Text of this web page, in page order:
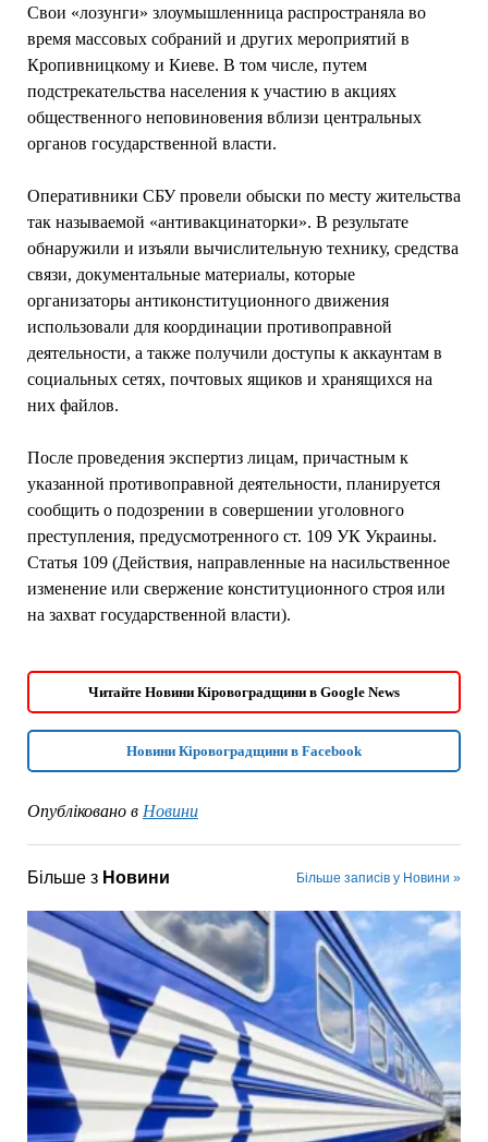
Свои «лозунги» злоумышленница распространяла во
время массовых собраний и других мероприятий в
Кропивницкому и Киеве. В том числе, путем
подстрекательства населения к участию в акциях
общественного неповиновения вблизи центральных
органов государственной власти.
Оперативники СБУ провели обыски по месту жительства
так называемой «антивакцинаторки». В результате
обнаружили и изъяли вычислительную технику, средства
связи, документальные материалы, которые
организаторы антиконституционного движения
использовали для координации противоправной
деятельности, а также получили доступы к аккаунтам в
социальных сетях, почтовых ящиков и хранящихся на
них файлов.
После проведения экспертиз лицам, причастным к
указанной противоправной деятельности, планируется
сообщить о подозрении в совершении уголовного
преступления, предусмотренного ст. 109 УК Украины.
Статья 109 (Действия, направленные на насильственное
изменение или свержение конституционного строя или
на захват государственной власти).
Читайте Новини Кіровоградщини в Google News
Новини Кіровоградщини в Facebook
Опубліковано в Новини
Більше з Новини Більше записів у Новини »